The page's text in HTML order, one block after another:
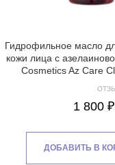
Гидрофильное масло
кожи лица с
Cosmetics Az Care
1 800 ₽
ДОБАВИТЬ В